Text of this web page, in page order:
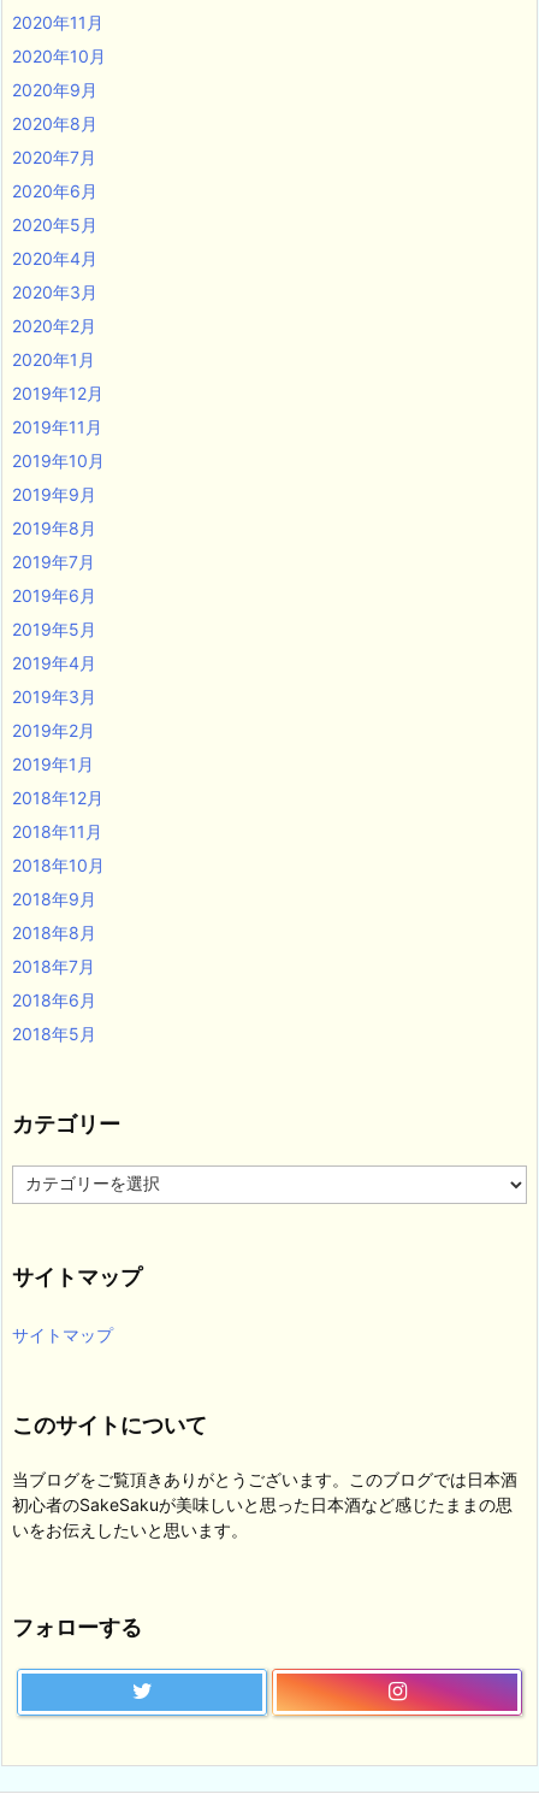
2020年11月
2020年10月
2020年9月
2020年8月
2020年7月
2020年6月
2020年5月
2020年4月
2020年3月
2020年2月
2020年1月
2019年12月
2019年11月
2019年10月
2019年9月
2019年8月
2019年7月
2019年6月
2019年5月
2019年4月
2019年3月
2019年2月
2019年1月
2018年12月
2018年11月
2018年10月
2018年9月
2018年8月
2018年7月
2018年6月
2018年5月
カテゴリー
カ
テ
ー
サイトマップ
サイトマップ
このサイトについて
当ブログをご覧頂きありがとうございます。このブログでは日本酒
初心者のSakeSakuが美味しいと思った日本酒など感じたままの思
いをお伝えしたいと思います。
フォローする